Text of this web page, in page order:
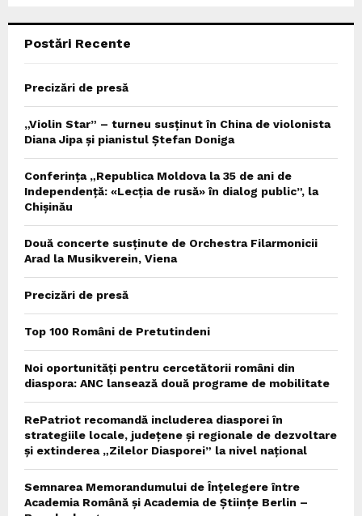
Postări Recente
Precizări de presă
„Violin Star” – turneu susținut în China de violonista
Diana Jipa și pianistul Ștefan Doniga
Conferința „Republica Moldova la 35 de ani de
Independență: «Lecția de rusă» în dialog public”, la
Chișinău
Două concerte susținute de Orchestra Filarmonicii
Arad la Musikverein, Viena
Precizări de presă
Top 100 Români de Pretutindeni
Noi oportunități pentru cercetătorii români din
diaspora: ANC lansează două programe de mobilitate
RePatriot recomandă includerea diasporei în
strategiile locale, județene și regionale de dezvoltare
și extinderea „Zilelor Diasporei” la nivel național
Semnarea Memorandumului de Înțelegere între
Academia Română și Academia de Științe Berlin –